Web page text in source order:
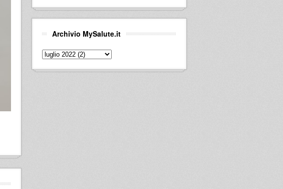
Archivio MySalute.it